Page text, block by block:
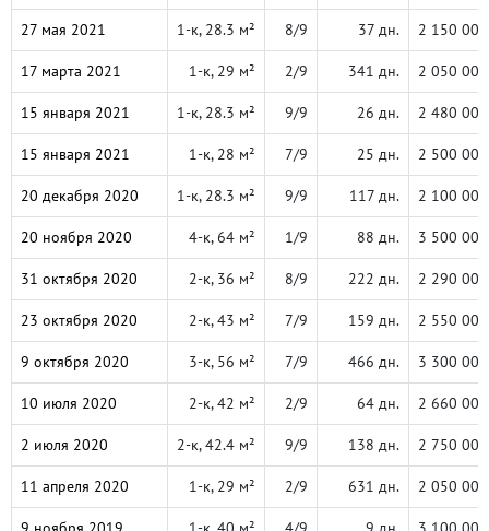
27 мая 2021 1-к, 28.3 м² 8/9 37 дн. 2 150 000
17 марта 2021 1-к, 29 м² 2/9 341 дн. 2 050 000
15 января 2021 1-к, 28.3 м² 9/9 26 дн. 2 480 000
15 января 2021 1-к, 28 м² 7/9 25 дн. 2 500 000
20 декабря 2020 1-к, 28.3 м² 9/9 117 дн. 2 100 000
20 ноября 2020 4-к, 64 м² 1/9 88 дн. 3 500 000
31 октября 2020 2-к, 36 м² 8/9 222 дн. 2 290 000
23 октября 2020 2-к, 43 м² 7/9 159 дн. 2 550 000
9 октября 2020 3-к, 56 м² 7/9 466 дн. 3 300 000
10 июля 2020 2-к, 42 м² 2/9 64 дн. 2 660 000
2 июля 2020 2-к, 42.4 м² 9/9 138 дн. 2 750 000
11 апреля 2020 1-к, 29 м² 2/9 631 дн. 2 050 000